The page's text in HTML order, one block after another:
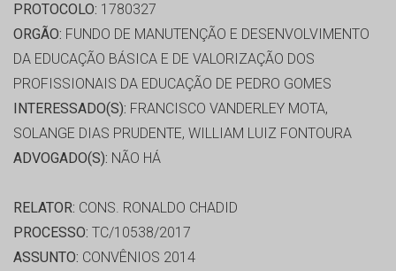
PROTOCOLO: 1780327
ORGÃO: FUNDO DE MANUTENÇÃO E DESENVOLVIMENTO
DA EDUCAÇÃO BÁSICA E DE VALORIZAÇÃO DOS
PROFISSIONAIS DA EDUCAÇÃO DE PEDRO GOMES
INTERESSADO(S): FRANCISCO VANDERLEY MOTA,
SOLANGE DIAS PRUDENTE, WILLIAM LUIZ FONTOURA
ADVOGADO(S): NÃO HÁ
RELATOR: CONS. RONALDO CHADID
PROCESSO: TC/10538/2017
ASSUNTO: CONVÊNIOS 2014